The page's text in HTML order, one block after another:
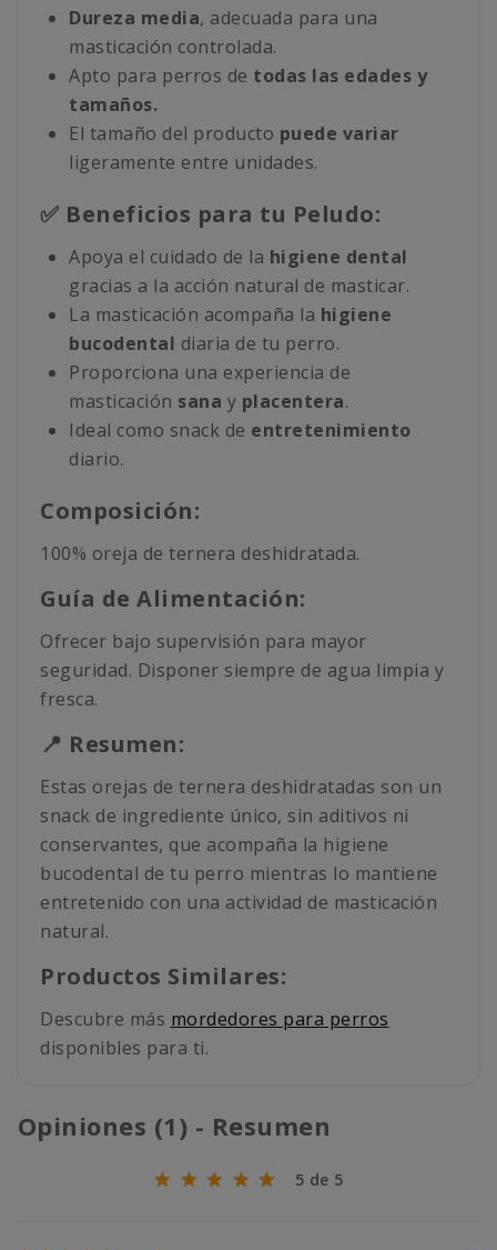
Dureza media, adecuada para una
masticación controlada.
Apto para perros de todas las edades y
tamaños.
El tamaño del producto puede variar
ligeramente entre unidades.
✅ Beneficios para tu Peludo:
Apoya el cuidado de la higiene dental
gracias a la acción natural de masticar.
La masticación acompaña la higiene
bucodental diaria de tu perro.
Proporciona una experiencia de
masticación sana y placentera.
Ideal como snack de entretenimiento
diario.
Composición:
100% oreja de ternera deshidratada.
Guía de Alimentación:
Ofrecer bajo supervisión para mayor
seguridad. Disponer siempre de agua limpia y
fresca.
📍 Resumen:
Estas orejas de ternera deshidratadas son un
snack de ingrediente único, sin aditivos ni
conservantes, que acompaña la higiene
bucodental de tu perro mientras lo mantiene
entretenido con una actividad de masticación
natural.
Productos Similares:
Descubre más mordedores para perros
disponibles para ti.
Opiniones (1) - Resumen
5 de 5